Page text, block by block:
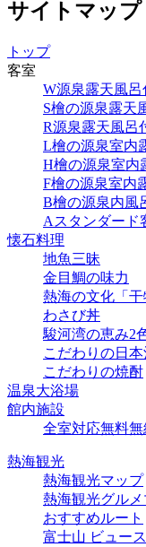
サイトマップ
トップ
客室
W源泉露天風呂
S檜の源泉露天
R源泉露天風呂
L檜の源泉室内
H檜の源泉室内
F檜の源泉室内
B檜の源泉内風
Aスタンダード
懐石料理
地魚三昧
金目鯛の味力
熱海の文化「干
わさび丼
駿河湾の恵み2
こだわりの日
こだわりの焼酎
温泉大浴場
館内施設
全室対応無料
熱海観光
熱海観光マップ
熱海観光グル
おすすめルート
富士山 ビュー